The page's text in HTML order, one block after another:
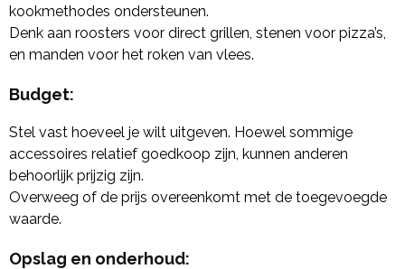
kookmethodes ondersteunen.
Denk aan roosters voor direct grillen, stenen voor pizza’s,
en manden voor het roken van vlees.
Budget:
Stel vast hoeveel je wilt uitgeven. Hoewel sommige
accessoires relatief goedkoop zijn, kunnen anderen
behoorlijk prijzig zijn.
Overweeg of de prijs overeenkomt met de toegevoegde
waarde.
Opslag en onderhoud: